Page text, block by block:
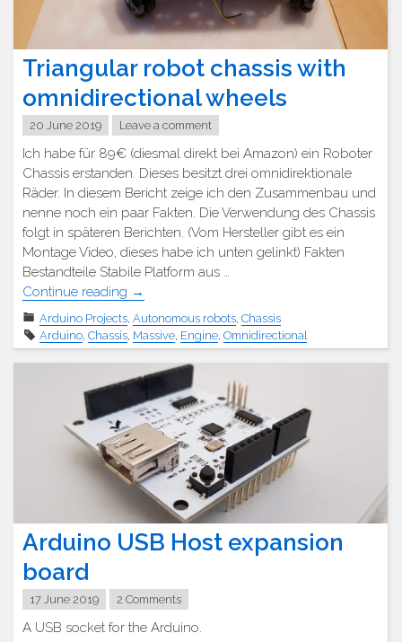
Triangular robot chassis with
omnidirectional wheels
20 June 2019 Leave a comment
Ich habe für 89€ (diesmal direkt bei Amazon) ein Roboter
Chassis erstanden. Dieses besitzt drei omnidirektionale
Räder. In diesem Bericht zeige ich den Zusammenbau und
nenne noch ein paar Fakten. Die Verwendung des Chassis
folgt in späteren Berichten. (Vom Hersteller gibt es ein
Montage Video, dieses habe ich unten gelinkt) Fakten
Bestandteile Stabile Platform aus …
Continue reading "Dreieckiges
Roboter
Chassis
mit
omnidirektionalen
Rädern"
→
Arduino Projects Autonomous robots Chassis
Arduino Chassis Massive Engine Omnidirectional
Arduino USB Host expansion
board
17 June 2019 2 Comments
A USB socket for the Arduino.